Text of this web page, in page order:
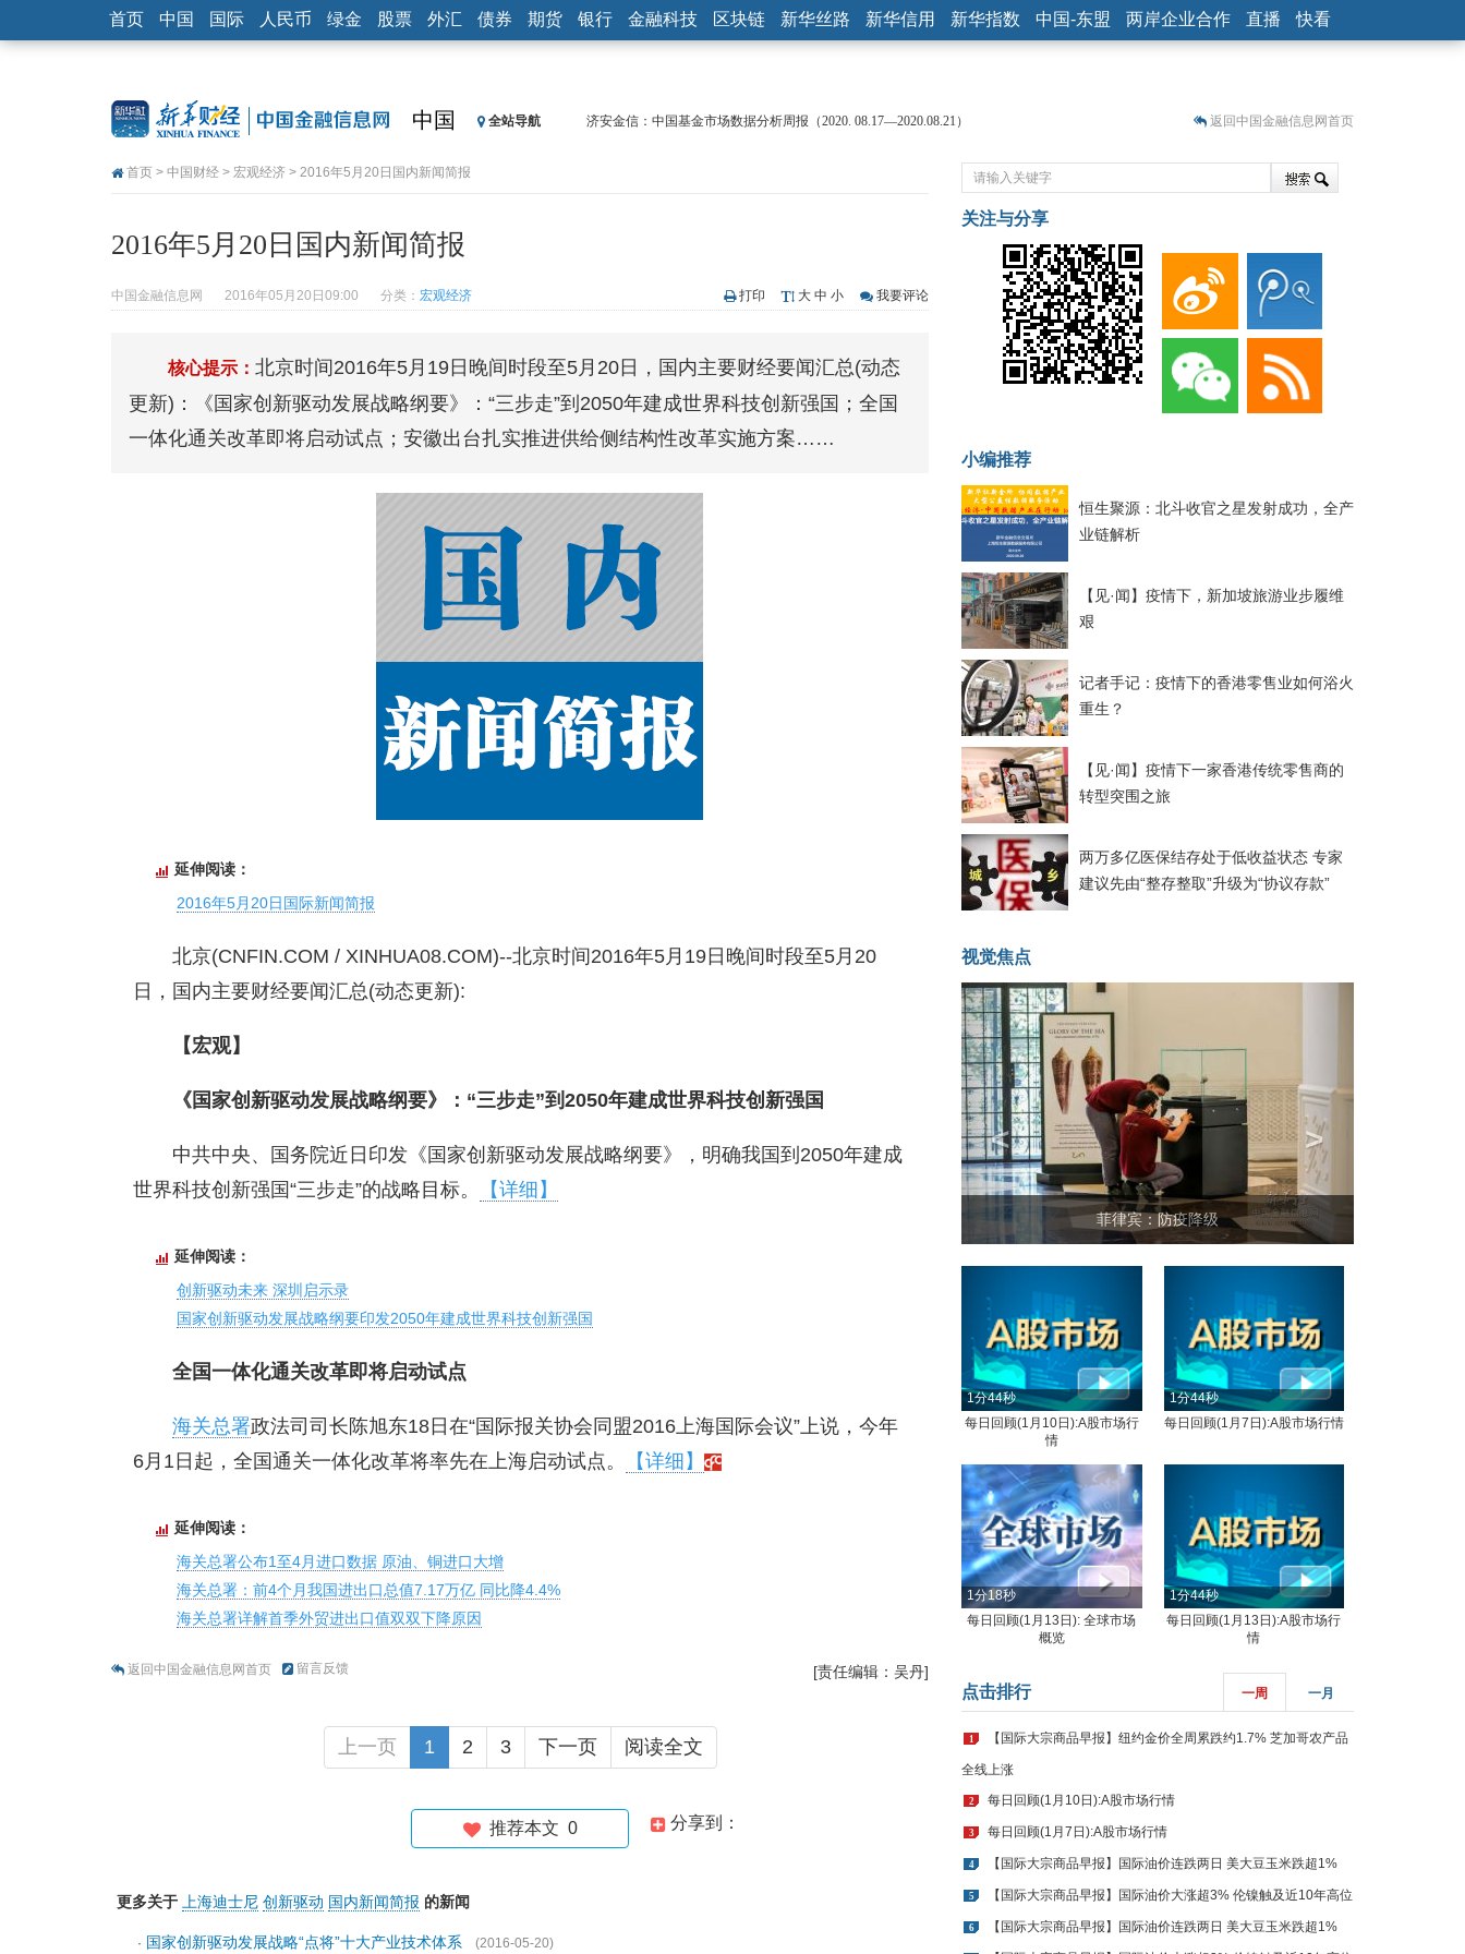
首页 中国 国际 人民币 绿金 股票 外汇 债券 期货 银行 金融科技 区块链 新华丝路 新华信用 新华指数 中国-东盟 两岸企业合作 直播 快看
中国 全站导航
济安金信：中国基金市场数据分析周报（2020. 08.17—2020.08.21）
央行公开市场净投放300亿元 短端资金利率明显下行
恒生聚源：北斗收官之星发射成功，全产业链解析
返回中国金融信息网首页
首页 > 中国财经 > 宏观经济 > 2016年5月20日国内新闻简报
2016年5月20日国内新闻简报
中国金融信息网 2016年05月20日09:00 分类： 宏观经济 打印 大 中 小 我要评论
核心提示： 北京时间2016年5月19日晚间时段至5月20日，国内主要财经要闻汇总(动态
更新)：《国家创新驱动发展战略纲要》：“三步走”到2050年建成世界科技创新强国；全国
一体化通关改革即将启动试点；安徽出台扎实推进供给侧结构性改革实施方案……
延伸阅读：
2016年5月20日国际新闻简报
北京(CNFIN.COM / XINHUA08.COM)--北京时间2016年5月19日晚间时段至5月20
日，国内主要财经要闻汇总(动态更新):
【宏观】
《国家创新驱动发展战略纲要》：“三步走”到2050年建成世界科技创新强国
中共中央、国务院近日印发《国家创新驱动发展战略纲要》，明确我国到2050年建成
世界科技创新强国“三步走”的战略目标。
【详细】
延伸阅读：
创新驱动未来 深圳启示录
国家创新驱动发展战略纲要印发2050年建成世界科技创新强国
全国一体化通关改革即将启动试点
海关总署政法司司长陈旭东18日在“国际报关协会同盟2016上海国际会议”上说，今年
6月1日起，全国通关一体化改革将率先在上海启动试点。 【详细】
延伸阅读：
海关总署公布1至4月进口数据 原油、铜进口大增
海关总署：前4个月我国进出口总值7.17万亿 同比降4.4%
海关总署详解首季外贸进出口值双双下降原因
返回中国金融信息网首页 留言反馈 [责任编辑：吴丹]
上一页 1 2 3 下一页 阅读全文
分享到：
推荐本文 0
更多关于 上海迪士尼 创新驱动 国内新闻简报 的新闻
· 国家创新驱动发展战略“点将”十大产业技术体系 (2016-05-20)
关注与分享
小编推荐
恒生聚源：北斗收官之星发射成功，全产
业链解析
【见·闻】疫情下，新加坡旅游业步履维
艰
记者手记：疫情下的香港零售业如何浴火
重生？
【见·闻】疫情下一家香港传统零售商的
转型突围之旅
两万多亿医保结存处于低收益状态 专家
建议先由“整存整取”升级为“协议存款”
视觉焦点
菲律宾：防疫降级
< >
1分44秒
每日回顾(1月10日):A股市场行
情
1分44秒
每日回顾(1月7日):A股市场行情
1分18秒
每日回顾(1月13日): 全球市场
概览
1分44秒
每日回顾(1月13日):A股市场行
情
点击排行 一周 一月
1 【国际大宗商品早报】纽约金价全周累跌约1.7% 芝加哥农产品
全线上涨
2 每日回顾(1月10日):A股市场行情
3 每日回顾(1月7日):A股市场行情
4 【国际大宗商品早报】国际油价连跌两日 美大豆玉米跌超1%
5 【国际大宗商品早报】国际油价大涨超3% 伦镍触及近10年高位
6 【国际大宗商品早报】国际油价连跌两日 美大豆玉米跌超1%